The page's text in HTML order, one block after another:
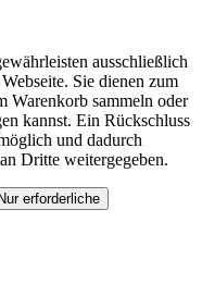
ausschließlich
Sie dienen zum
Warenkorb sammeln oder
kannst. Ein Rückschluss
und dadurch
Dritte weitergegeben.
Nur erforderliche